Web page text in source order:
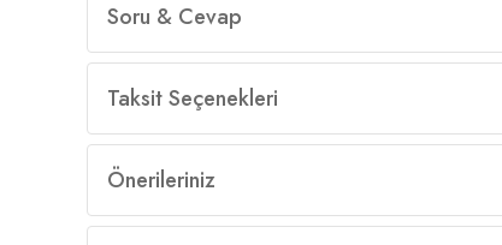
Soru & Cevap
Taksit Seçenekleri
Önerileriniz